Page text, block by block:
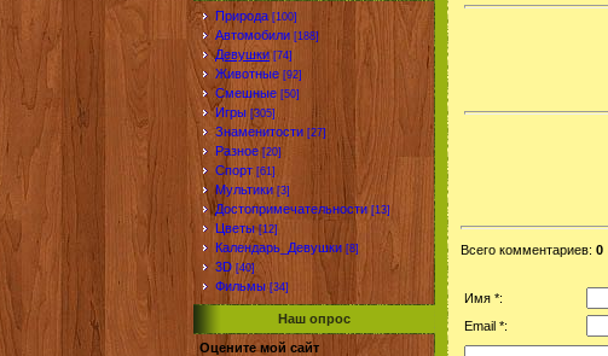
Природа [100]
Автомобили [188]
Девушки [74]
Животные [92]
Смешные [50]
Игры [305]
Знаменитости [27]
Разное [20]
Спорт [61]
Мультики [3]
Достопримечательности [13]
Цветы [12]
Календарь_Девушки [8]
3D [40]
Фильмы [34]
Наш опрос
Оцените мой сайт
Всего комментариев: 0
Имя *:
Email *: